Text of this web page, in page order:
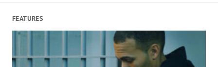
FEATURES